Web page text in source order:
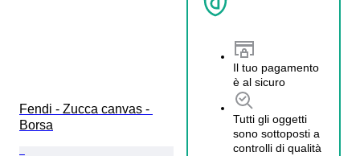
Il tuo pagamento
è al sicuro
Tutti gli oggetti
sono sottoposti a
controlli di qualità
Fendi - Zucca canvas -
Borsa